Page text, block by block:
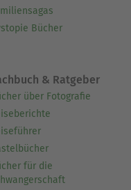
Bücher
& Ratgeber
über Fotografie
für die